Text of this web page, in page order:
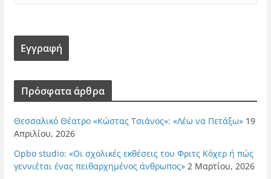
Πρόσφατα άρθρα
Θεσσαλικό Θέατρο «Κώστας Τσιάνος»: «Λέω να Πετάξω» 19
Απριλίου, 2026
Opbo studio: «Οι σχολικές εκθέσεις του Φριτς Κόχερ ή πώς
γεννιέται ένας πειθαρχημένος άνθρωπος» 2 Μαρτίου, 2026